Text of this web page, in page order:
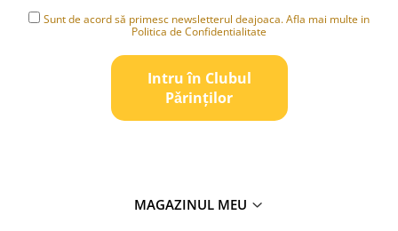
Sunt de acord să primesc newsletterul deajoaca. Afla mai multe in
Politica de Confidentialitate
Intru în Clubul
Pǎrinților
MAGAZINUL MEU